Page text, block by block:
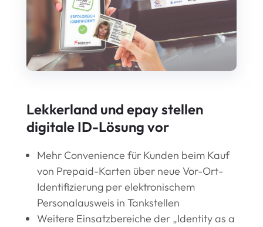
Lekkerland und epay stellen
digitale ID-Lösung vor
Mehr Convenience für Kunden beim Kauf
von Prepaid-Karten über neue Vor-Ort-
Identifizierung per elektronischem
Personalausweis in Tankstellen
Weitere Einsatzbereiche der „Identity as a